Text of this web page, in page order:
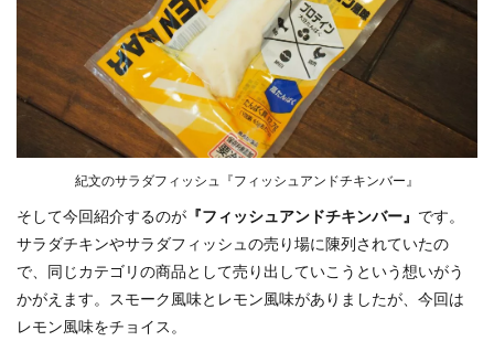
紀文のサラダフィッシュ『フィッシュアンドチキンバー』
そして今回紹介するのが 『フィッシュアンドチキンバー』 です。
サラダチキンやサラダフィッシュの売り場に陳列されていたの
で、同じカテゴリの商品として売り出していこうという想いがう
かがえます。スモーク風味とレモン風味がありましたが、今回は
レモン風味をチョイス。